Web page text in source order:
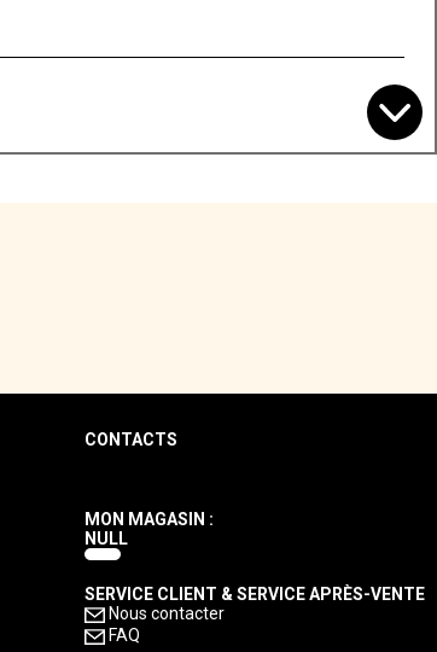
CONTACTS
MON MAGASIN :
NULL
SERVICE CLIENT & SERVICE APRÈS-VENTE
Nous contacter
FAQ